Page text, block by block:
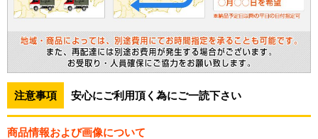
注意事項 安心にご利用頂く為にご一読下さい
商品情報および画像について